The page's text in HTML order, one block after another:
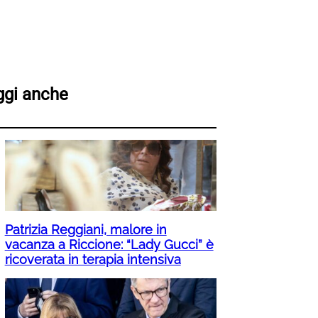
anche
Patrizia Reggiani, malore in
vacanza a Riccione: “Lady Gucci” è
ricoverata in terapia intensiva